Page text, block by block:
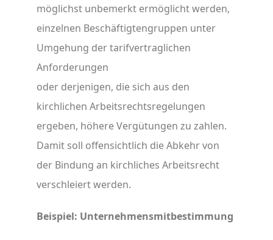
möglichst unbemerkt ermöglicht werden,
einzelnen Beschäftigtengruppen unter
Umgehung der tarifvertraglichen
Anforderungen
oder derjenigen, die sich aus den
kirchlichen Arbeitsrechtsregelungen
ergeben, höhere Vergütungen zu zahlen.
Damit soll offensichtlich die Abkehr von
der Bindung an kirchliches Arbeitsrecht
verschleiert werden.
Beispiel: Unternehmensmitbestimmung